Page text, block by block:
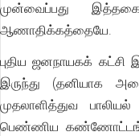
முன்வைப்பது
ஆணாதிக்கத்தையே.
புதிய ஜனநாயகக்
இருந்து (தனியாக
முதலாளித்துவ
பெண்ணிய